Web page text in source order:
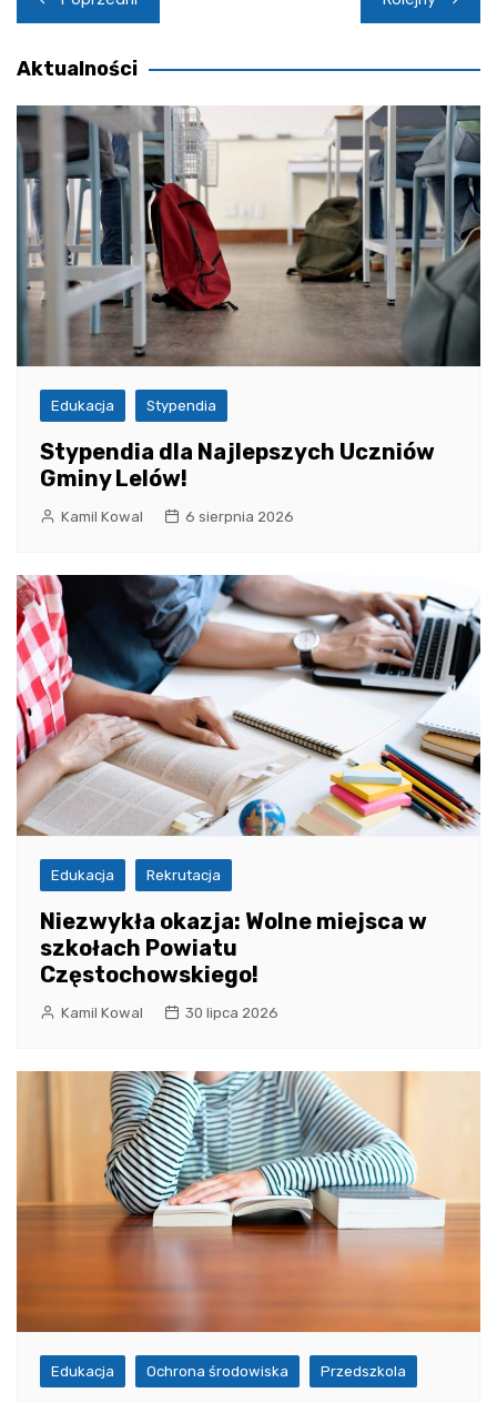
wpisu
Aktualności
Edukacja Stypendia
Stypendia dla Najlepszych Uczniów
Gminy Lelów!
Kamil Kowal 6 sierpnia 2026
Edukacja Rekrutacja
Niezwykła okazja: Wolne miejsca w
szkołach Powiatu
Częstochowskiego!
Kamil Kowal 30 lipca 2026
Edukacja Ochrona środowiska Przedszkola